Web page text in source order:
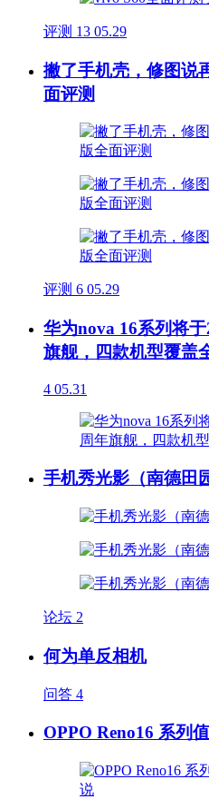
评测 13 05.29
撇了手机壳，修图说
面评测
评测 6 05.29
华为nova 16系列将
旗舰，四款机型覆盖
4 05.31
手机秀光影（南德田
论坛 2
何为单反相机
问答 4
OPPO Reno16 系列